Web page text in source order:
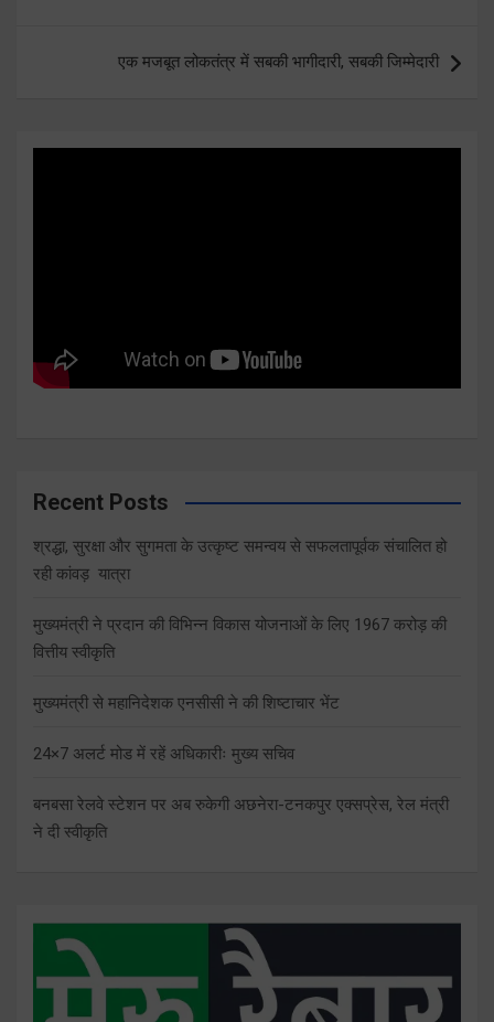
एक मजबूत लोकतंत्र में सबकी भागीदारी, सबकी जिम्मेदारी
Recent Posts
श्रद्धा, सुरक्षा और सुगमता के उत्कृष्ट समन्वय से सफलतापूर्वक संचालित हो
रही कांवड़ यात्रा
मुख्यमंत्री ने प्रदान की विभिन्न विकास योजनाओं के लिए 1967 करोड़ की
वित्तीय स्वीकृति
मुख्यमंत्री से महानिदेशक एनसीसी ने की शिष्टाचार भेंट
24×7 अलर्ट मोड में रहें अधिकारीः मुख्य सचिव
बनबसा रेलवे स्टेशन पर अब रुकेगी अछनेरा-टनकपुर एक्सप्रेस, रेल मंत्री
ने दी स्वीकृति